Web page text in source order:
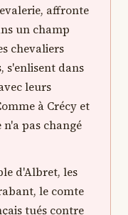
affronte
un champ
chevaliers
s'enlisent dans
leurs
à Crécy et
pas changé
d'Albret, les
le comte
tués contre